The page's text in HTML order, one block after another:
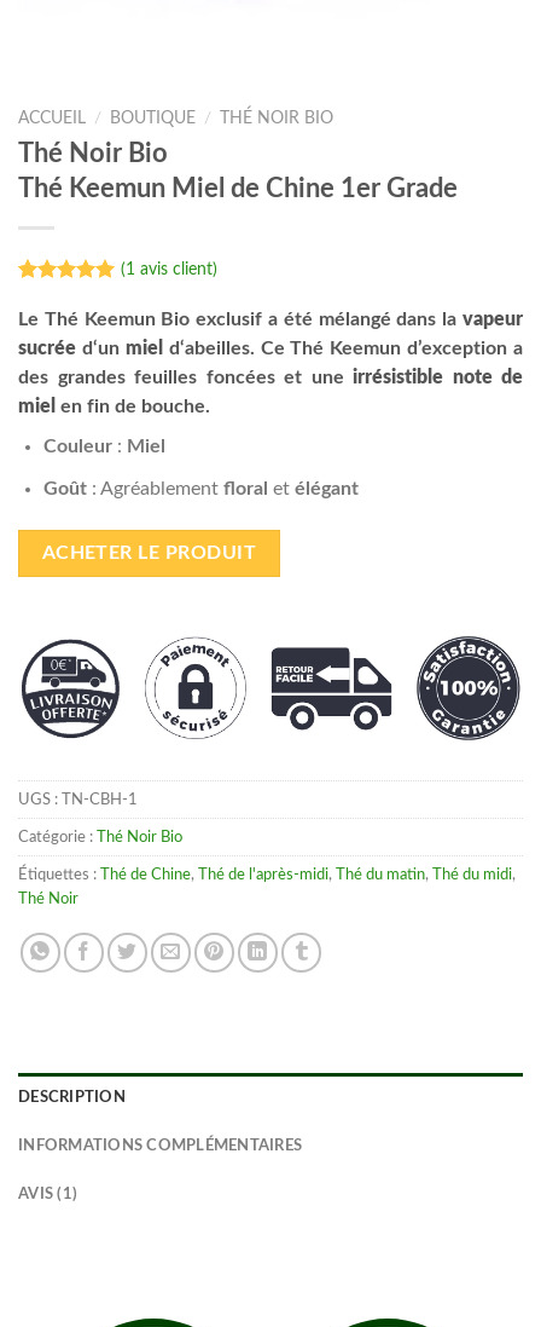
ACCUEIL / BOUTIQUE / THÉ NOIR BIO
Thé Noir Bio
Thé Keemun Miel de Chine 1er Grade
sur 5 basé
notation
client
(1 avis client)
Le Thé Keemun Bio exclusif a été mélangé dans la vapeur
sucrée d‘un miel d‘abeilles. Ce Thé Keemun d’exception a
des grandes feuilles foncées et une irrésistible note de
miel en fin de bouche.
Couleur: Miel
Goût: Agréablement floral et élégant
ACHETER LE PRODUIT
UGS : TN-CBH-1
Catégorie : Thé Noir Bio
Étiquettes : Thé de Chine, Thé de l'après-midi, Thé du matin, Thé du midi,
Thé Noir
DESCRIPTION
INFORMATIONS COMPLÉMENTAIRES
AVIS (1)